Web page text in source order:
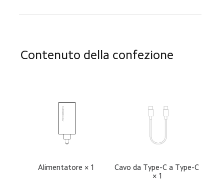
Contenuto della confezione
Alimentatore × 1
Cavo da Type-C a Type-C
× 1